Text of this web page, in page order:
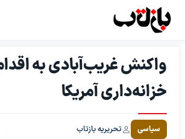
واکنش غریب‌آبادی به
خزانه‌داری آمریکا
سیاسی تحریریه بازتاب